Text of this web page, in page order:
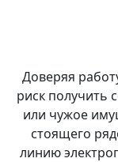
Доверяя
риск получить
или чужое
стоящего
линию